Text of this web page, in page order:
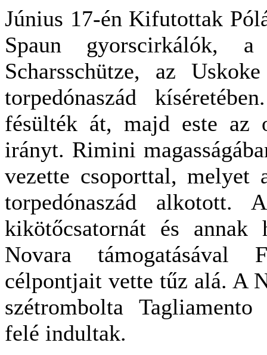
Június 17-én Kifutottak
Spaun gyorscirkálók,
Scharsschütze, az
torpedónaszád
fésülték át, majd este az
irányt. Rimini
vezette csoporttal, melyet
torpedónaszád
kikötőcsatornát és
Novara támogatásával
célpontjait vette tűz alá. A
szétrombolta
felé indultak.